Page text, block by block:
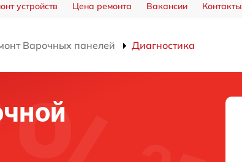
устройств Цена ремонта Вакансии Контакты
Варочных панелей Диагностика